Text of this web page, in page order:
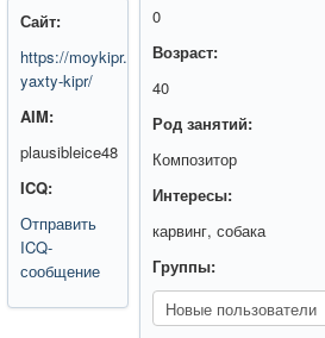
Сайт:
https://moykipr.ru/arenda-
yaxty-kipr/
AIM:
plausibleice48
ICQ:
Отправить
ICQ-
сообщение
0
Возраст:
40
Род занятий:
Композитор
Интересы:
карвинг, собака
Группы: